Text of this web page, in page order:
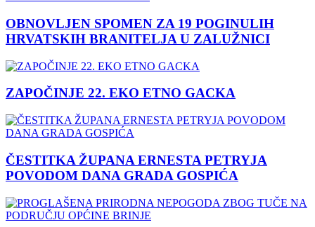
OBNOVLJEN SPOMEN ZA 19 POGINULIH
HRVATSKIH BRANITELJA U ZALUŽNICI
ZAPOČINJE 22. EKO ETNO GACKA
ČESTITKA ŽUPANA ERNESTA PETRYJA
POVODOM DANA GRADA GOSPIĆA